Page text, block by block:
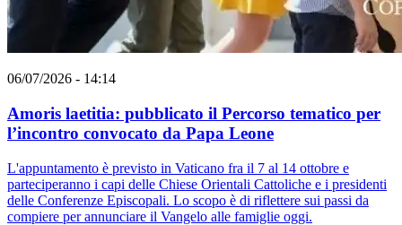
06/07/2026 - 14:14
Amoris laetitia: pubblicato il Percorso tematico per
l’incontro convocato da Papa Leone
L'appuntamento è previsto in Vaticano fra il 7 al 14 ottobre e
parteciperanno i capi delle Chiese Orientali Cattoliche e i presidenti
delle Conferenze Episcopali. Lo scopo è di riflettere sui passi da
compiere per annunciare il Vangelo alle famiglie oggi.